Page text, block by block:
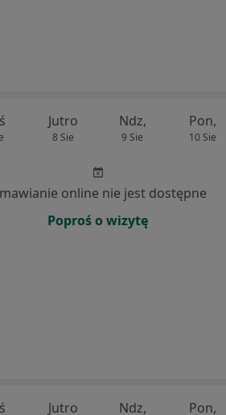
Jutro
8 Sie
Ndz,
9 Sie
Pon,
10 Sie
online nie jest dostępne
Poproś o wizytę
Jutro Ndz, Pon,